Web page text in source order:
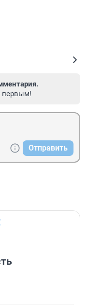
первым!
Отправить